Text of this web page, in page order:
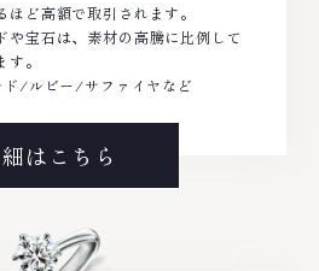
ど高額で取引されます。
や宝石は、素材の高騰に比例して
。
/ルビー/サファイヤなど
はこちら